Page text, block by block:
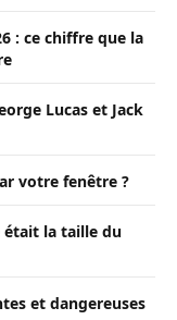
: ce chiffre que la
Lucas et Jack
votre fenêtre ?
était la taille du
et dangereuses